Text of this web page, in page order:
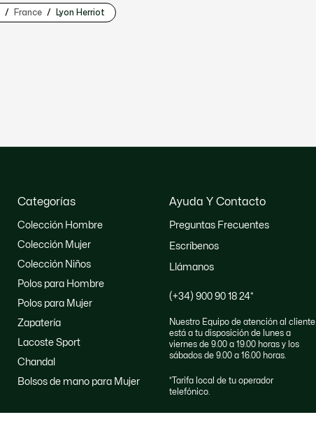
France Lyon Herriot
Categorías
Colección Hombre
Colección Mujer
Colección Niños
Polos para Hombre
Polos para Mujer
Zapatería
Lacoste Sport
Chandal
Bolsos de mano para Mujer
Ayuda Y Contacto
Preguntas Frecuentes
Escríbenos
Llámanos
(+34) 900 90 18 24*
Nuestro Equipo de atención al cliente
está a tu disposición de lunes a
viernes de 9.00 a 19.00 horas y los
sábados de 9.00 a 16.00 horas.
*Tarifa local de tu operador
telefónico.